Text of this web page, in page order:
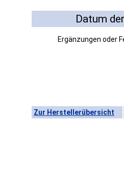
Datum
Ergänzungen oder
Zur Herstellerübersicht